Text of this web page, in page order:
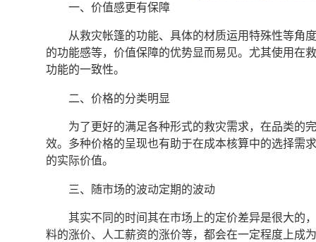
一、价值感更有保障
从救灾帐篷的功能、具体的材质运用特殊性等角
的功能感等，价值保障的优势显而易见。尤其使用在
功能的一致性。
二、价格的分类明显
为了更好的满足各种形式的救灾需求，在品类的
效。多种价格的呈现也有助于在成本核算中的选择需
的实际价值。
三、随市场的波动定期的波动
其实不同的时间其在市场上的定价差异是很大的
料的涨价、人工薪资的涨价等，都会在一定程度上成